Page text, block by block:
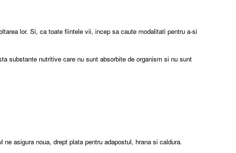
lor. Si, ca toate fiintele vii, incep sa caute modalitati pentru a-si
substante nutritive care nu sunt absorbite de organism si nu sunt
asigura noua, drept plata pentru adapostul, hrana si caldura.